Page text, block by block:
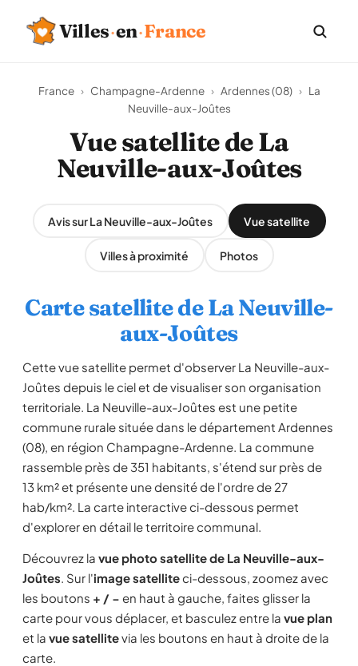
Villes·en·France
France › Champagne-Ardenne › Ardennes (08) › La
Neuville-aux-Joûtes
Vue satellite de La
Neuville-aux-Joûtes
Avis sur La Neuville-aux-Joûtes Vue satellite
Villes à proximité Photos
Carte satellite de La Neuville-
aux-Joûtes
Cette vue satellite permet d'observer La Neuville-aux-
Joûtes depuis le ciel et de visualiser son organisation
territoriale. La Neuville-aux-Joûtes est une petite
commune rurale située dans le département Ardennes
(08), en région Champagne-Ardenne. La commune
rassemble près de 351 habitants, s'étend sur près de
13 km² et présente une densité de l'ordre de 27
hab/km². La carte interactive ci-dessous permet
d'explorer en détail le territoire communal.
Découvrez la vue photo satellite de La Neuville-aux-
Joûtes. Sur l'image satelliteci-dessous, zoomez avec
les boutons + / − en haut à gauche, faites glisser la
carte pour vous déplacer, et basculez entre la vue plan
et la vue satellitevia les boutons en haut à droite de la
carte.